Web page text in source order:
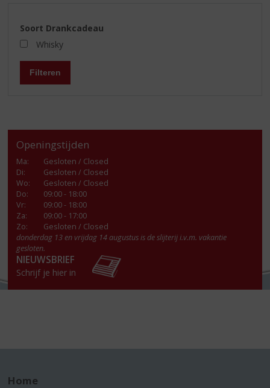
Soort Drankcadeau
Whisky
Filteren
Openingstijden
Ma:
Gesloten / Closed
Di:
Gesloten / Closed
Wo:
Gesloten / Closed
Do:
09:00 - 18:00
Vr:
09:00 - 18:00
Za:
09:00 - 17:00
Zo:
Gesloten / Closed
donderdag 13 en vrijdag 14 augustus is de slijterij i.v.m. vakantie
gesloten.
NIEUWSBRIEF
Schrijf je hier in
Home